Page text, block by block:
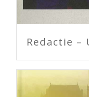
Redactie